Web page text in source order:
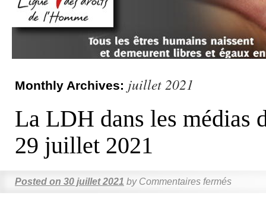
Monthly Archives: juillet 2021
La LDH dans les médias
29 juillet 2021
Posted on 30 juillet 2021 by Commentaires fermés